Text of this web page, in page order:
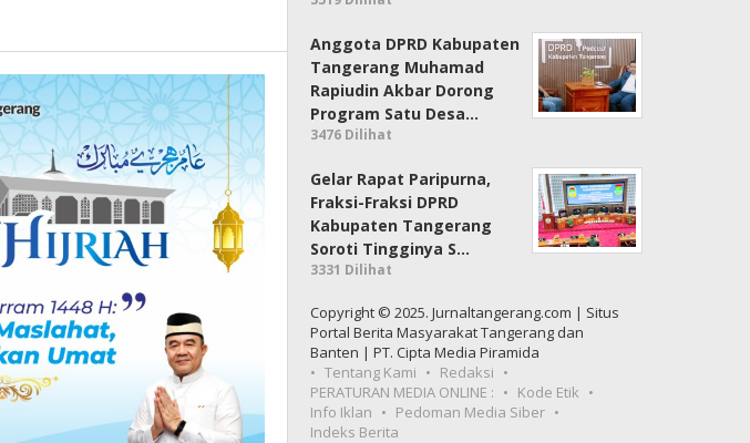
Anggota DPRD Kabupaten
Tangerang Muhamad
Rapiudin Akbar Dorong
Program Satu Desa…
3476 Dilihat
Gelar Rapat Paripurna,
Fraksi-Fraksi DPRD
Kabupaten Tangerang
Soroti Tingginya S…
3331 Dilihat
Copyright © 2025. Jurnaltangerang.com | Situs
Portal Berita Masyarakat Tangerang dan
Banten | PT. Cipta Media Piramida
Tentang Kami
Redaksi
PERATURAN MEDIA ONLINE :
Kode Etik
Info Iklan
Pedoman Media Siber
Indeks Berita